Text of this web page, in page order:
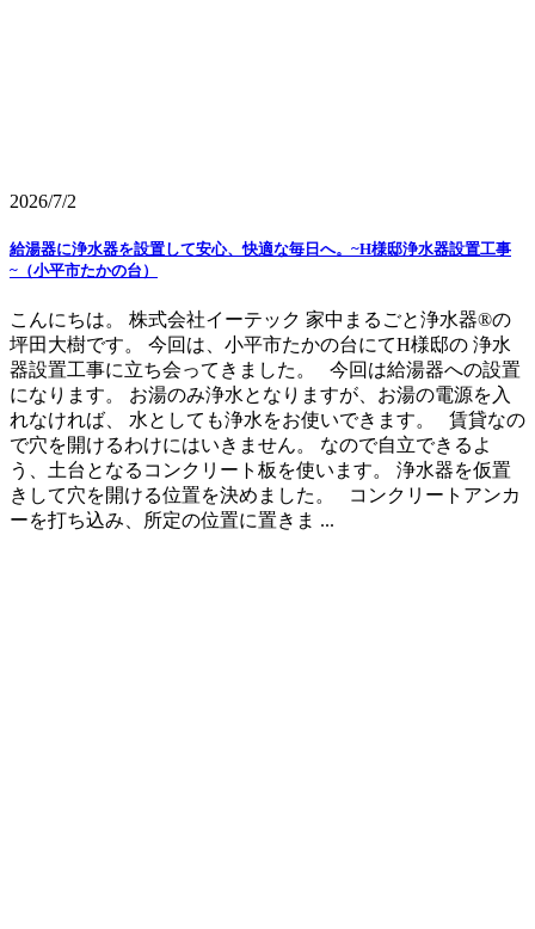
2026/7/2
給湯器に浄水器を設置して安心、快適な毎日へ。~H様邸浄水器設置工事
~（小平市たかの台）
こんにちは。 株式会社イーテック 家中まるごと浄水器®の
坪田大樹です。 今回は、小平市たかの台にてH様邸の 浄水
器設置工事に立ち会ってきました。 今回は給湯器への設置
になります。 お湯のみ浄水となりますが、お湯の電源を入
れなければ、 水としても浄水をお使いできます。 賃貸なの
で穴を開けるわけにはいきません。 なので自立できるよ
う、土台となるコンクリート板を使います。 浄水器を仮置
きして穴を開ける位置を決めました。 コンクリートアンカ
ーを打ち込み、所定の位置に置きま ...